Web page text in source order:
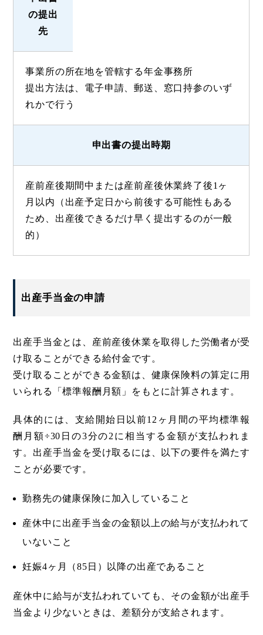
の提出
先
事業所の所在地を管轄する年金事務所
提出方法は、電子申請、郵送、窓口持参のいず
れかで行う
申出書の提出時期
産前産後期間中または産前産後休業終了後1ヶ
月以内（出産予定日から前後する可能性もある
ため、出産後できるだけ早く提出するのが一般
的）
出産手当金の申請
出産手当金とは、産前産後休業を取得した労働者が受
け取ることができる給付金です。
受け取ることができる金額は、健康保険料の算定に用
いられる「標準報酬月額」をもとに計算されます。
具体的には、支給開始日以前12ヶ月間の平均標準報
酬月額÷30日の3分の2に相当する金額が支払われま
す。出産手当金を受け取るには、以下の要件を満たす
ことが必要です。
勤務先の健康保険に加入していること
産休中に出産手当金の金額以上の給与が支払われて
いないこと
妊娠4ヶ月（85日）以降の出産であること
産休中に給与が支払われていても、その金額が出産手
当金より少ないときは、差額分が支給されます。